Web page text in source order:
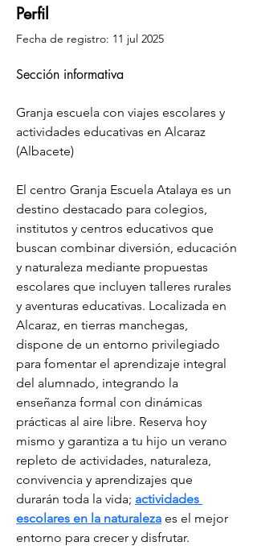
Perfil
Fecha de registro: 11 jul 2025
Sección informativa
Granja escuela con viajes escolares y
actividades educativas en Alcaraz
(Albacete)
El centro Granja Escuela Atalaya es un
destino destacado para colegios,
institutos y centros educativos que
buscan combinar diversión, educación
y naturaleza mediante propuestas
escolares que incluyen talleres rurales
y aventuras educativas. Localizada en
Alcaraz, en tierras manchegas,
dispone de un entorno privilegiado
para fomentar el aprendizaje integral
del alumnado, integrando la
enseñanza formal con dinámicas
prácticas al aire libre. Reserva hoy
mismo y garantiza a tu hijo un verano
repleto de actividades, naturaleza,
convivencia y aprendizajes que
durarán toda la vida; actividades
escolares en la naturaleza es el mejor
entorno para crecer y disfrutar.